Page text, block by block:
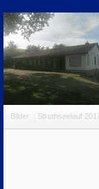
Bilder : Struthseelauf